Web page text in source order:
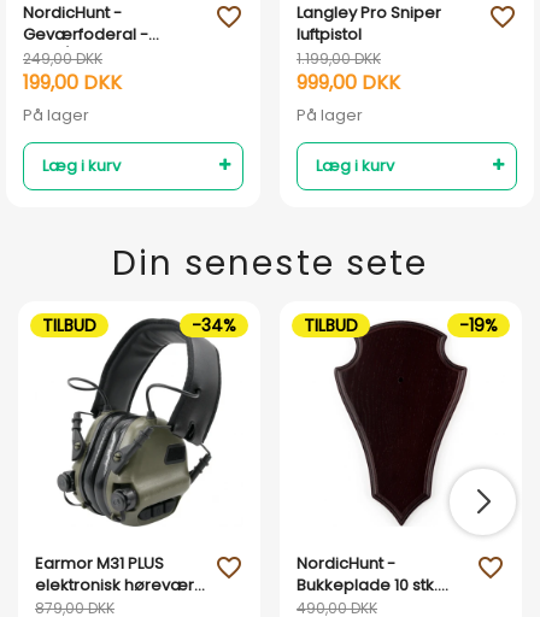
NordicHunt -
Geværfoderal -
Grøn/Sort
249,00 DKK
199,00 DKK
På lager
Læg i kurv
favorite_outline
Langley Pro Sniper
luftpistol
1.199,00 DKK
999,00 DKK
På lager
Læg i kurv
favorite_outline
Din seneste sete
Earmor M31 PLUS
elektronisk høreværn
- Armygrøn
879,00 DKK
favorite_outline
TILBUD -34%
NordicHunt -
Bukkeplade 10 stk.
Model 2
490,00 DKK
favorite_outline
TILBUD -19%